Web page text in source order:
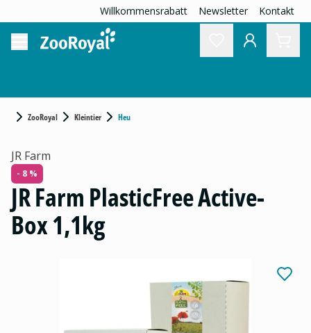
Willkommensrabatt Newsletter Kontakt
ZooRoyal Kleintier Heu
JR Farm
- 8 %
JR Farm PlasticFree Active-
Box 1,1kg